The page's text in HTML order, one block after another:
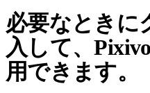
必要なときに
入して、
用できます。